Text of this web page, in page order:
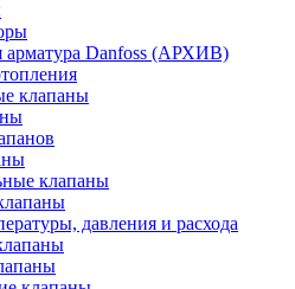
арматура Danfoss (АРХИВ)
клапаны
клапаны
давления и расхода